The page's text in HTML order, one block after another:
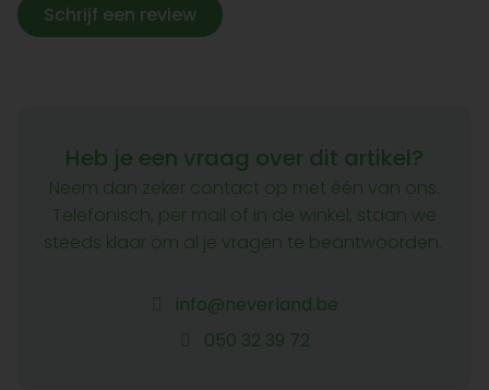
Schrijf een review
Heb je een vraag over dit artikel?
Neem dan zeker contact op met één van ons.
Telefonisch, per mail of in de winkel, staan we
steeds klaar om al je vragen te beantwoorden.
info@neverland.be
050 32 39 72